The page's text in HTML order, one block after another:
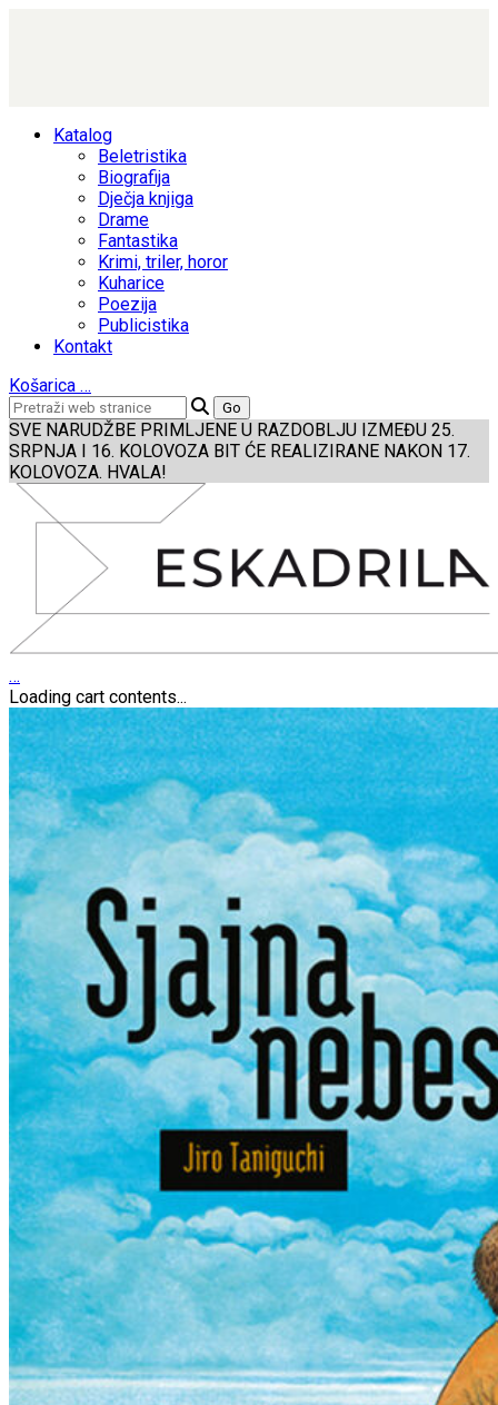
Katalog
Beletristika
Biografija
Dječja knjiga
Drame
Fantastika
Krimi, triler, horor
Kuharice
Poezija
Publicistika
Kontakt
Košarica …
SVE NARUDŽBE PRIMLJENE U RAZDOBLJU IZMEĐU 25.
SRPNJA I 16. KOLOVOZA BIT ĆE REALIZIRANE NAKON 17.
KOLOVOZA. HVALA!
…
Loading cart contents...